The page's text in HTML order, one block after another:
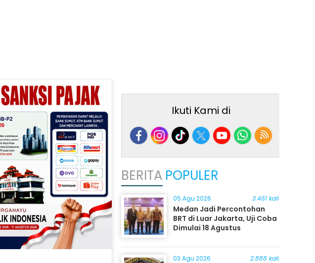
Ikuti Kami di
BERITA POPULER
05 Agu 2026 3.461 kali
Medan Jadi Percontohan
BRT di Luar Jakarta, Uji Coba
Dimulai 18 Agustus
03 Agu 2026 2.888 kali